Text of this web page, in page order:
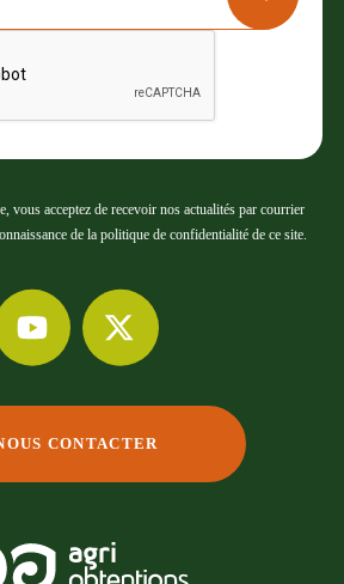
vous acceptez de recevoir nos actualités par courrier
de la politique de confidentialité de ce site.
CONTACTER